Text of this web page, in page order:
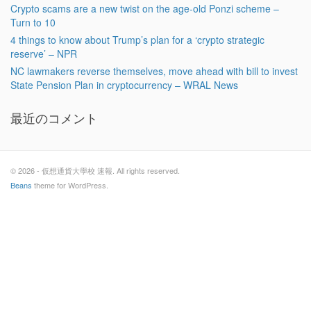
Crypto scams are a new twist on the age-old Ponzi scheme –
Turn to 10
4 things to know about Trump’s plan for a ‘crypto strategic
reserve’ – NPR
NC lawmakers reverse themselves, move ahead with bill to invest
State Pension Plan in cryptocurrency – WRAL News
最近のコメント
© 2026 - 仮想通貨大學校 速報. All rights reserved.
Beans theme for WordPress.